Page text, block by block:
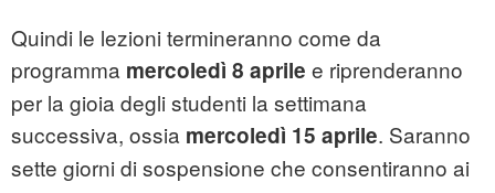
Quindi le lezioni termineranno come da
programma mercoledì 8 aprile e riprenderanno
per la gioia degli studenti la settimana
successiva, ossia mercoledì 15 aprile. Saranno
sette giorni di sospensione che consentiranno ai